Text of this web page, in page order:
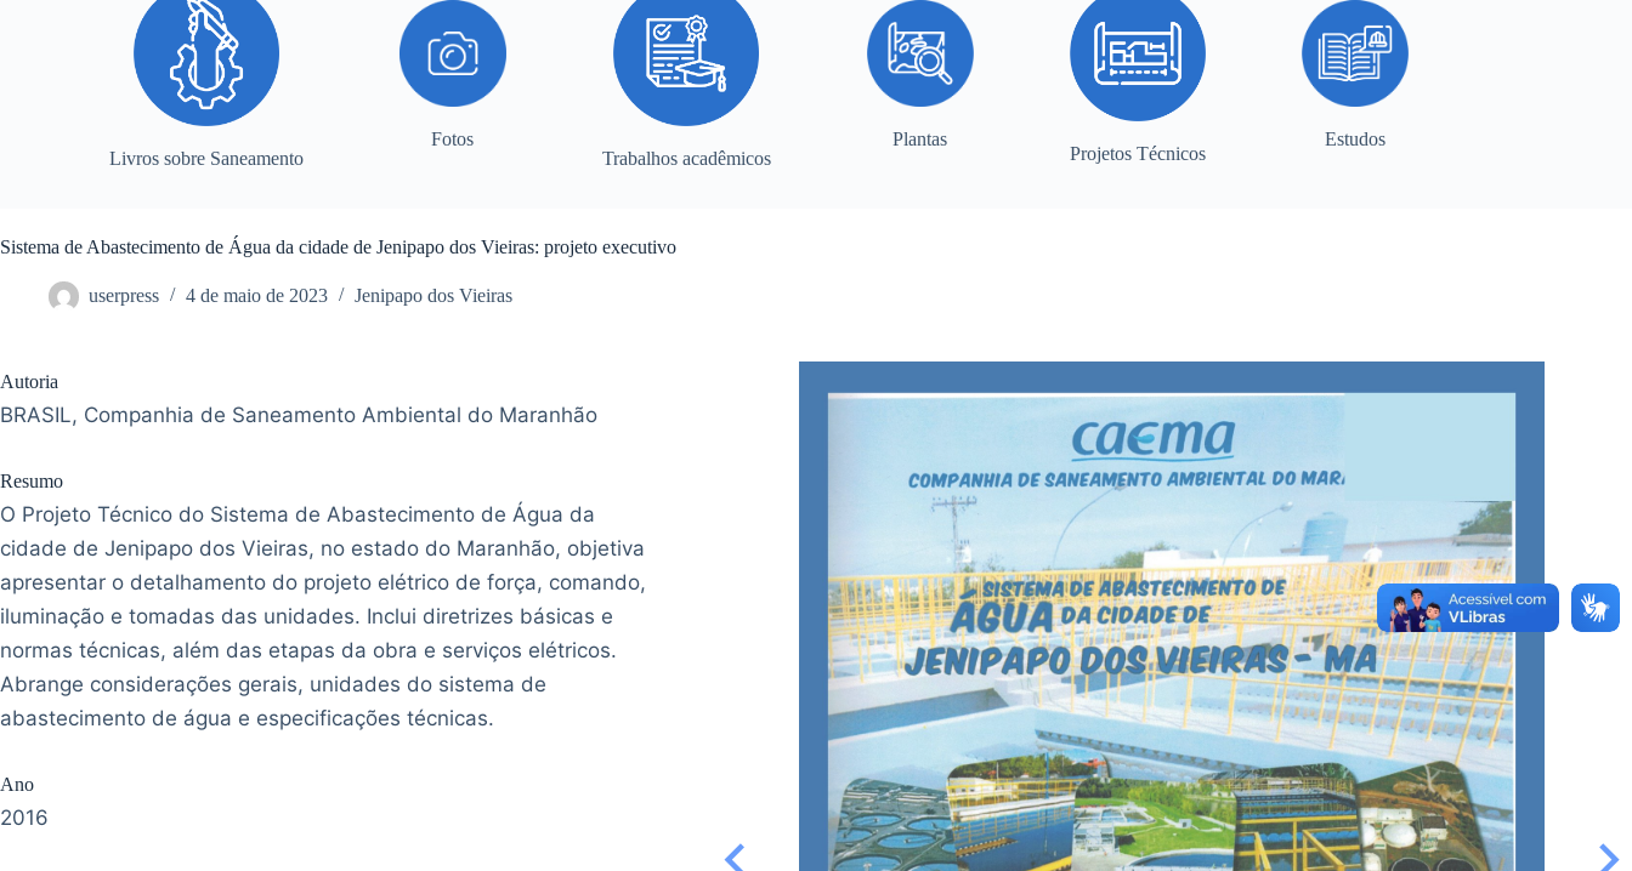
Livros sobre Saneamento
Fotos
Trabalhos acadêmicos
Plantas
Projetos Técnicos
Estudos
Sistema de Abastecimento de Água da cidade de Jenipapo dos Vieiras: projeto executivo
userpress 4 de maio de 2023 Jenipapo dos Vieiras
Autoria
BRASIL, Companhia de Saneamento Ambiental do Maranhão
Resumo
O Projeto Técnico do Sistema de Abastecimento de Água da
cidade de Jenipapo dos Vieiras, no estado do Maranhão, objetiva
apresentar o detalhamento do projeto elétrico de força, comando,
iluminação e tomadas das unidades. Inclui diretrizes básicas e
normas técnicas, além das etapas da obra e serviços elétricos.
Abrange considerações gerais, unidades do sistema de
abastecimento de água e especificações técnicas.
Ano
2016